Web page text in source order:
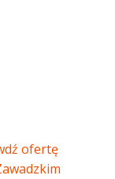
ofertę